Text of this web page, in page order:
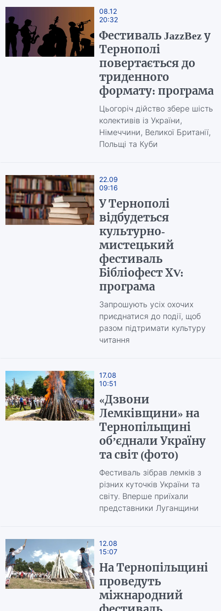
08.12
20:32
Фестиваль JazzBez у
Тернополі
повертається до
триденного
формату: програма
Цьогоріч дійство збере шість
колективів із України,
Німеччини, Великої Британії,
Польщі та Куби
22.09
09:16
У Тернополі
відбудеться
культурно-
мистецький
фестиваль
Бібліофест ХV:
програма
Запрошують усіх охочих
приєднатися до події, щоб
разом підтримати культуру
читання
17.08
10:51
«Дзвони
Лемківщини» на
Тернопільщині
об’єднали Україну
та світ (фото)
Фестиваль зібрав лемків з
різних куточків України та
світу. Вперше приїхали
представники Луганщини
12.08
15:07
На Тернопільщині
проведуть
міжнародний